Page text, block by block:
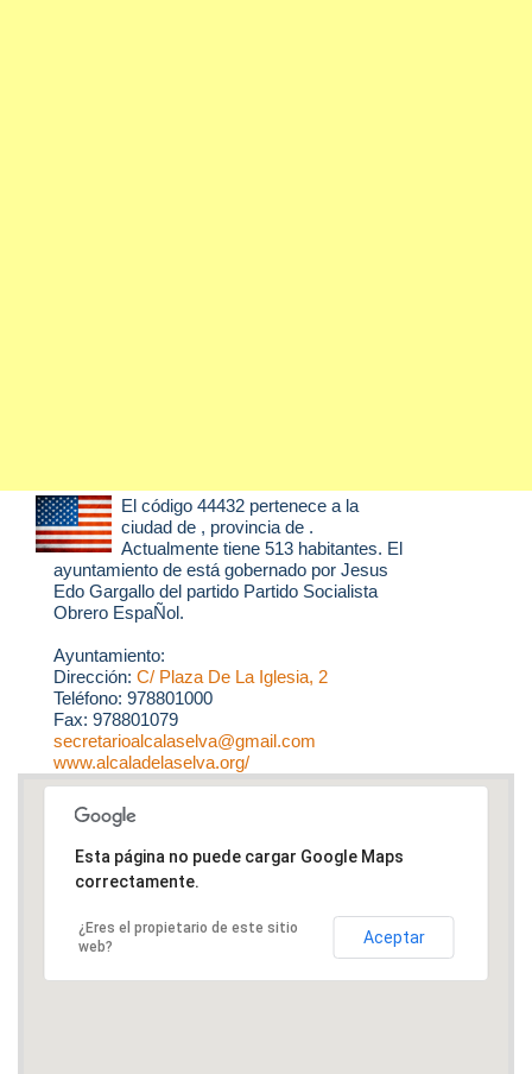
El código 44432 pertenece a la
ciudad de , provincia de .
Actualmente tiene 513 habitantes. El
ayuntamiento de está gobernado por Jesus
Edo Gargallo del partido Partido Socialista
Obrero EspaÑol.
Ayuntamiento:
Dirección: C/ Plaza De La Iglesia, 2
Teléfono: 978801000
Fax: 978801079
secretarioalcalaselva@gmail.com
www.alcaladelaselva.org/
Esta página no puede cargar Google Maps
correctamente.
¿Eres el propietario de este sitio
web?
Aceptar